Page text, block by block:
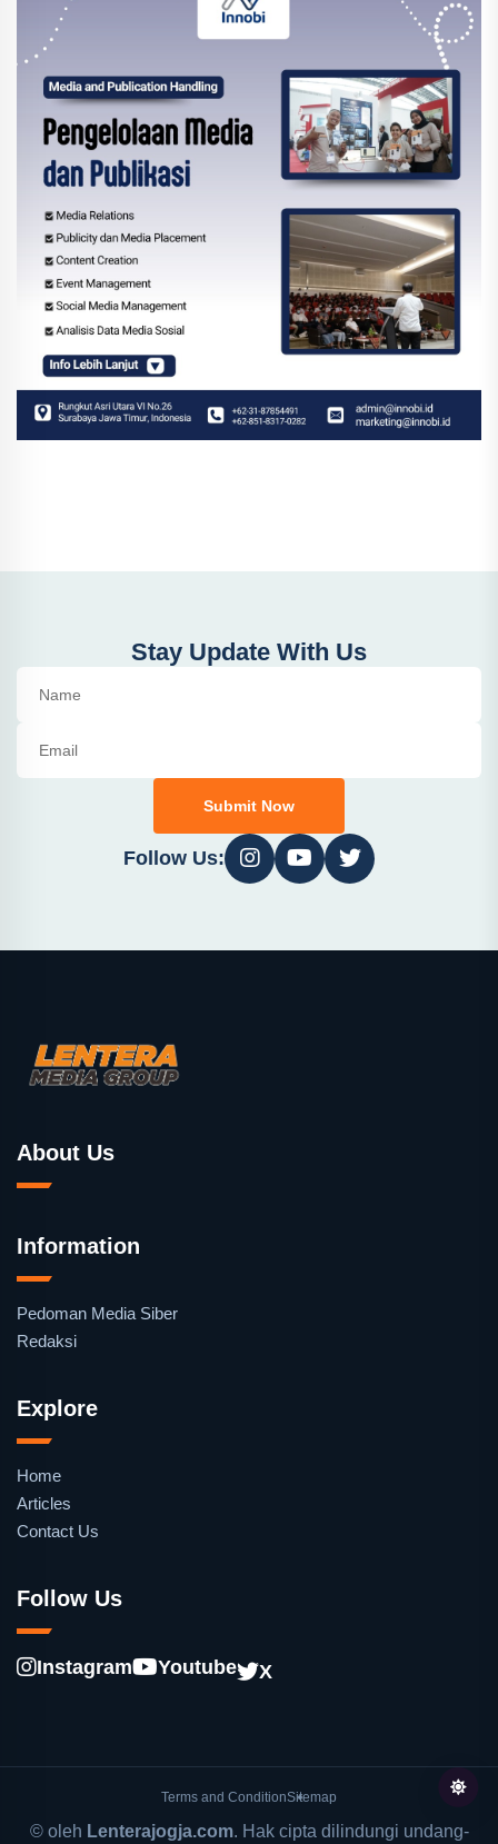
Stay Update With Us
Submit Now
Follow Us:
About Us
Information
Pedoman Media Siber
Redaksi
Explore
Home
Articles
Contact Us
Follow Us
Instagram Youtube X
Terms and ConditionSitemap
© oleh Lenterajogja.com. Hak cipta dilindungi undang-